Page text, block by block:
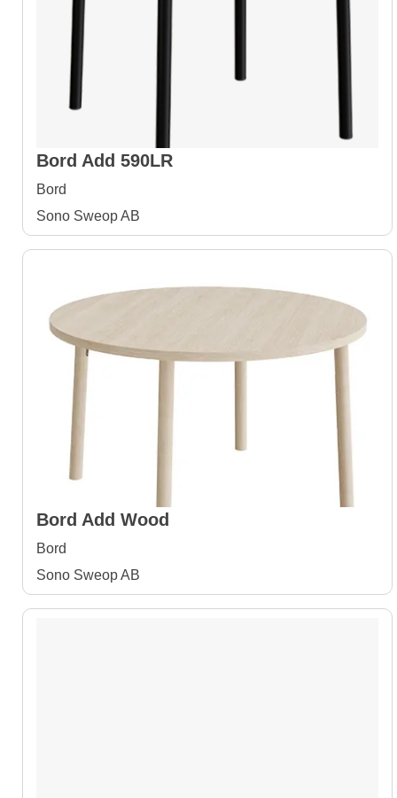
Bord Add 590LR
Bord
Sono Sweop AB
Bord Add Wood
Bord
Sono Sweop AB